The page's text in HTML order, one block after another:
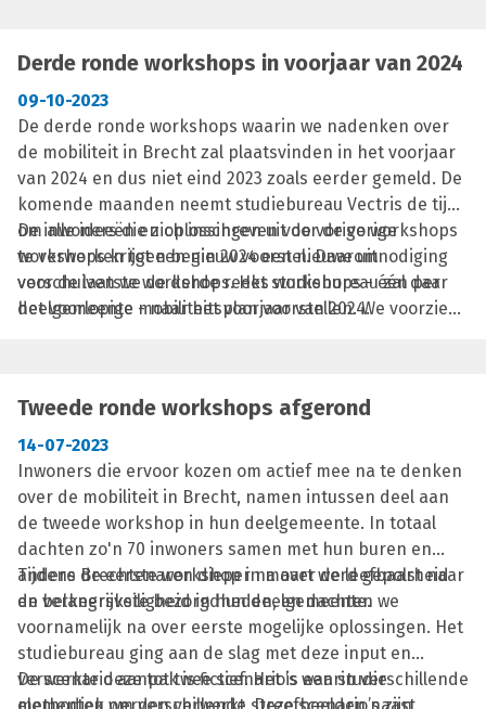
Derde ronde workshops in voorjaar van 2024
09-10-2023
De derde ronde workshops waarin we nadenken over
de mobiliteit in Brecht zal plaatsvinden in het voorjaar
van 2024 en dus niet eind 2023 zoals eerder gemeld. De
komende maanden neemt studiebureau Vectris de tijd
om alle ideeën en oplossingen uit de vorige workshops
te verwerken tot een nieuw voorstel. Daarom
verschuiven we de derde reeks workshops - één per
deelgemeente - naar het voorjaar van 2024.
De inwoners die zich inschreven voor de vorige
workshops krijgen begin 2024 een nieuwe uitnodiging
voor de laatste workshops. Het studiebureau zal daar
het voorlopige mobiliteitsplan voorstellen. We voorzien
inwoners.
Tweede ronde workshops afgerond
14-07-2023
Inwoners die ervoor kozen om actief mee na te denken
over de mobiliteit in Brecht, namen intussen deel aan
de tweede workshop in hun deelgemeente. In totaal
dachten zo'n 70 inwoners samen met hun buren en
andere Brechtenaren dieper na over de leefbaarheid
en verkeersveiligheid in hun deelgemeente.
Tijdens de eerste workshop in maart werd gepolst naar
de belangrijkste bezorgdheden, en dachten we
voornamelijk na over eerste mogelijke oplossingen. Het
studiebureau ging aan de slag met deze input en
verwerkte deze tot twee scenario’s waarin verschillende
De scenario aanpak is fictief. Het is een studie